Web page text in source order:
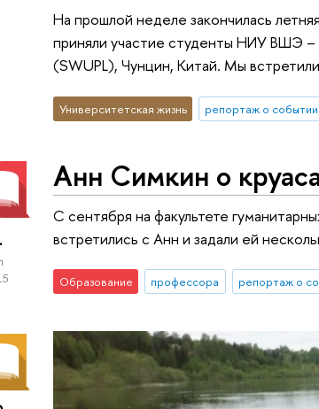
На прошлой неделе закончилась
приняли участие студенты НИУ ВШЭ –
(SWUPL), Чунцин, Китай. Мы
Университетская жизнь репортаж о событии
Анн Симкин о
С сентября на факультете
встретились с Анн и задали ей
Образование профессора репортаж о